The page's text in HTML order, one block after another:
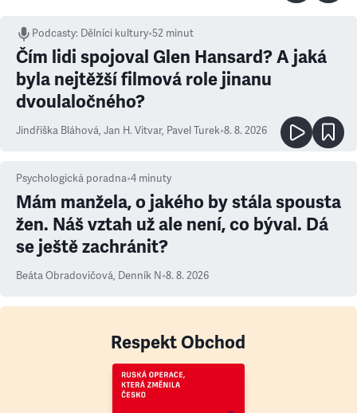
Podcasty: Dělníci kultury•52 minut
Čím lidi spojoval Glen Hansard? A jaká
byla nejtěžší filmová role jinanu
dvoulaločného?
Jindřiška Bláhová, Jan H. Vitvar, Pavel Turek•8. 8. 2026
Psychologická poradna•4 minuty
Mám manžela, o jakého by stála spousta
žen. Náš vztah už ale není, co býval. Dá
se ještě zachránit?
Beáta Obradovičová, Denník N•8. 8. 2026
Respekt Obchod